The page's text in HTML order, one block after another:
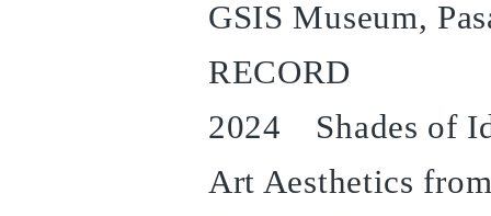
GSIS Museum,
RECORD
2024 Shades of
Art Aesthetics